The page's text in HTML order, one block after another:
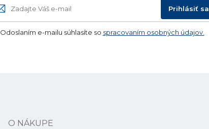
Prihlásiť sa
Odoslaním e-mailu súhlasíte so spracovaním osobných údajov.
O NÁKUPE